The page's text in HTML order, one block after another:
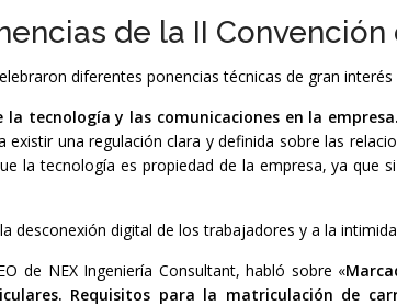
de la II Convención
diferentes ponencias técnicas de gran
la tecnología y las comunicaciones en la
existir una regulación clara y definida sobre las
la tecnología es propiedad de la empresa, ya que
desconexión digital de los trabajadores y a la
de NEX Ingeniería Consultant, habló sobre «
Requisitos para la matriculación de